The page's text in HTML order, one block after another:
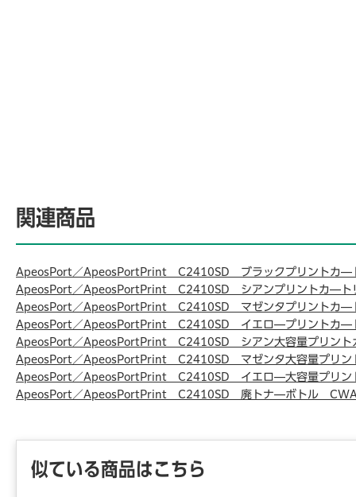
関連商品
ApeosPort／ApeosPortPrint C2410SD ブラックプリントカ
ApeosPort／ApeosPortPrint C2410SD シアンプリントカ―
ApeosPort／ApeosPortPrint C2410SD マゼンタプリントカ
ApeosPort／ApeosPortPrint C2410SD イエロ―プリントカ
ApeosPort／ApeosPortPrint C2410SD シアン大容量プリン
ApeosPort／ApeosPortPrint C2410SD マゼンタ大容量プリ
ApeosPort／ApeosPortPrint C2410SD イエロ―大容量プリ
ApeosPort／ApeosPortPrint C2410SD 廃トナ―ボトル
似ている商品はこちら